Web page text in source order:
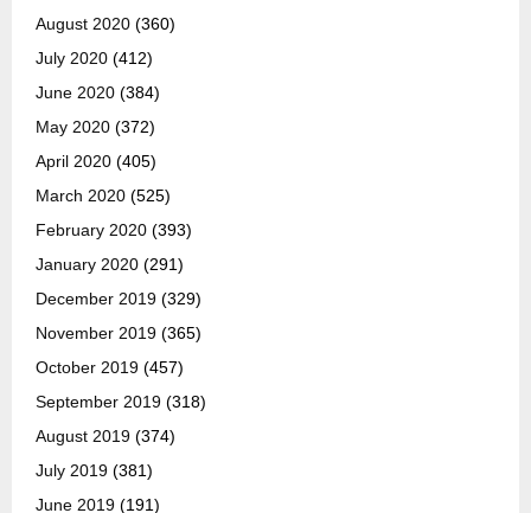
August 2020 (360)
July 2020 (412)
June 2020 (384)
May 2020 (372)
April 2020 (405)
March 2020 (525)
February 2020 (393)
January 2020 (291)
December 2019 (329)
November 2019 (365)
October 2019 (457)
September 2019 (318)
August 2019 (374)
July 2019 (381)
June 2019 (191)